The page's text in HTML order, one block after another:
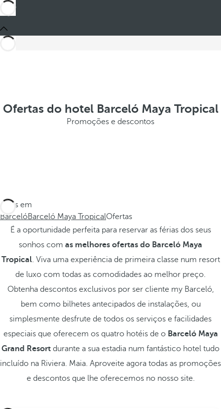
Ofertas do hotel Barceló Maya Tropical
Promoções e descontos
Estes em
BarcelóBarceló Maya TropicalOfertas
É a oportunidade perfeita para reservar as férias dos seus
sonhos com as melhores ofertas do Barceló Maya
Tropical. Viva uma experiência de primeira classe num resort
de luxo com todas as comodidades ao melhor preço.
Obtenha descontos exclusivos por ser cliente my Barceló,
bem como bilhetes antecipados de instalações, ou
simplesmente desfrute de todos os serviços e facilidades
especiais que oferecem os quatro hotéis de o Barceló Maya
Grand Resort durante a sua estadia num fantástico hotel tudo
incluído na Riviera. Maia. Aproveite agora todas as promoções
e descontos que lhe oferecemos no nosso site.